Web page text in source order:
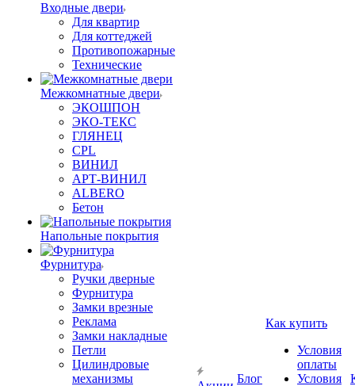
Входные двери
Для квартир
Для коттеджей
Противопожарные
Технические
Межкомнатные двери
ЭКОШПОН
ЭКО-ТЕКС
ГЛЯНЕЦ
CPL
ВИНИЛ
АРТ-ВИНИЛ
ALBERO
Бетон
Напольные покрытия
Фурнитура
Ручки дверные
Фурнитура
Замки врезные
Реклама
Замки накладные
Петли
Цилиндровые
механизмы
Блог
Как купить
Условия
оплаты
Условия